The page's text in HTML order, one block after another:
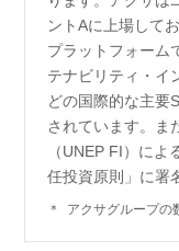
ントAに上場して
プラットフォーム
テナビリティ・イ
どの国際的な主要
されています。ま
（UNEP FI）に
任投資原則」に署
＊ アクサグループの